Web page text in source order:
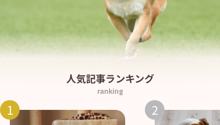
人気記事ランキング
ranking
1 2